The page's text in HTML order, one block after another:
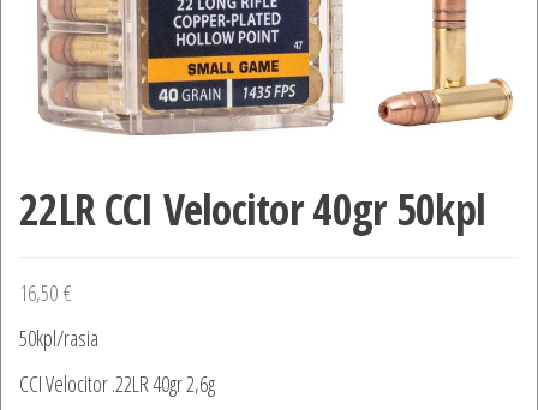
22LR CCI Velocitor 40gr 50kpl
16,50 €
50kpl/rasia
CCI Velocitor .22LR 40gr 2,6g